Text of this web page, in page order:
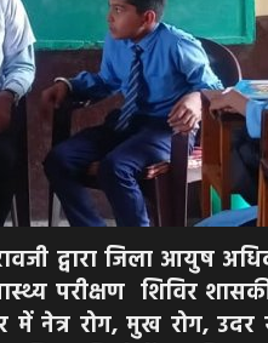
द्वारा जिला आयुष
परीक्षण शिविर
नेत्र रोग, मुख रोग, उदर